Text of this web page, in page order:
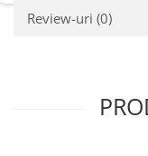
Review-uri (0)